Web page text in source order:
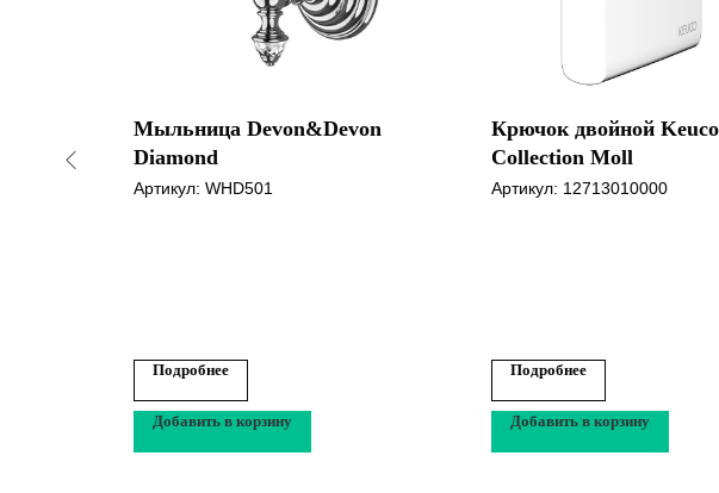
Мыльница Devon&Devon
Diamond
Артикул: WHD501
Подробнее
Добавить в корзину
Крючок двойной Keuco
Collection Moll
Артикул: 12713010000
Подробнее
Добавить в корзину